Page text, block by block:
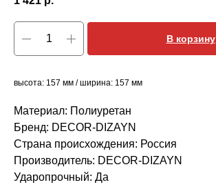
В корзину
высота: 157 мм / ширина: 157 мм
Материал: Полиуретан
Бренд: DECOR-DIZAYN
Страна происхождения: Россия
Производитель: DECOR-DIZAYN
Ударопрочный: Да